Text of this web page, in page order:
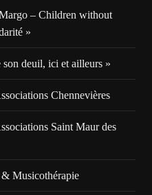
– Children without
»
deuil, ici et ailleurs »
Chennevières
Saint Maur des
Musicothérapie